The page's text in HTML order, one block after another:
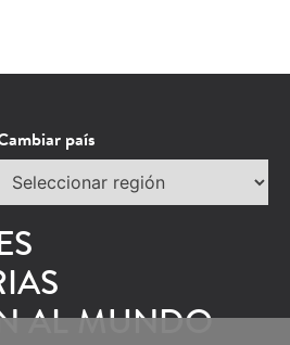
×
país
Seleccionar
AL MUNDO